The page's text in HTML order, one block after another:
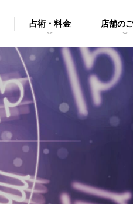
占術・料金 店舗の